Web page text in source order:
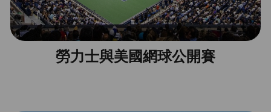
勞力士與美國網球公開賽